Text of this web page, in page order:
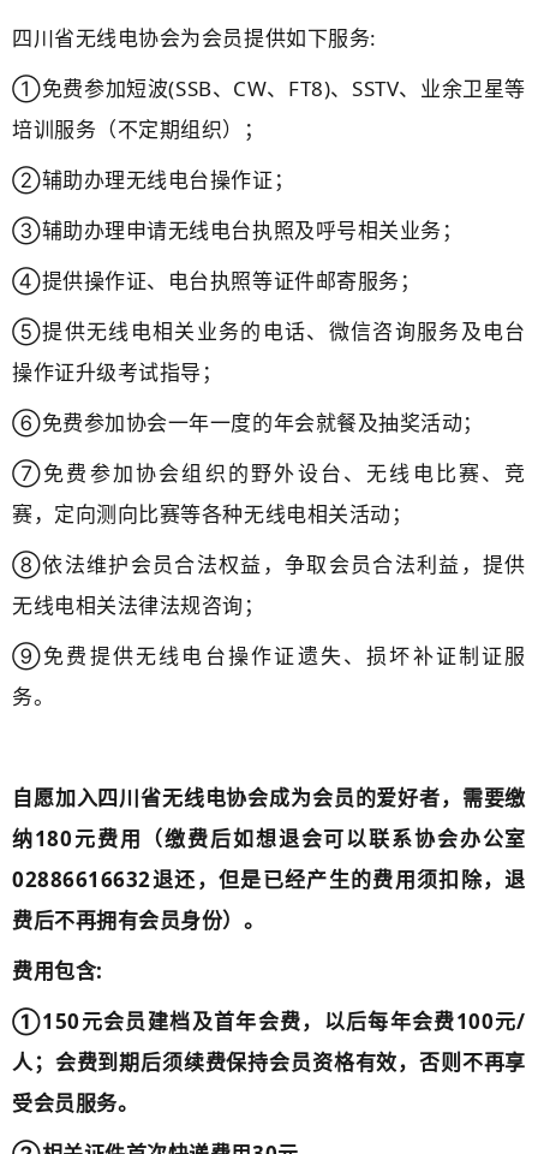
四川省无线电协会为会员提供如下服务:
①免费参加短波(SSB、CW、FT8)、SSTV、业余卫星等
培训服务（不定期组织）；
②辅助办理无线电台操作证；
③辅助办理申请无线电台执照及呼号相关业务；
④提供操作证、电台执照等证件邮寄服务；
⑤提供无线电相关业务的电话、微信咨询服务及电台
操作证升级考试指导；
⑥免费参加协会一年一度的年会就餐及抽奖活动；
⑦免费参加协会组织的野外设台、无线电比赛、竞
赛，定向测向比赛等各种无线电相关活动；
⑧依法维护会员合法权益，争取会员合法利益，提供
无线电相关法律法规咨询；
⑨免费提供无线电台操作证遗失、损坏补证制证服
务。
自愿加入四川省无线电协会成为会员的爱好者，需要缴
纳180元费用（缴费后如想退会可以联系协会办公室
02886616632退还，但是已经产生的费用须扣除，退
费后不再拥有会员身份）。
费用包含:
①150元会员建档及首年会费，以后每年会费100元/
人；会费到期后须续费保持会员资格有效，否则不再享
受会员服务。